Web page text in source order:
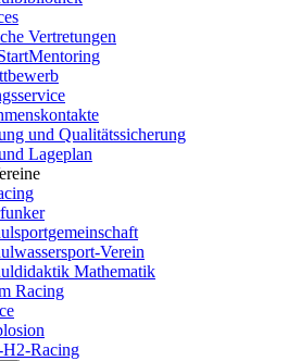
Vertretungen
und Qualitätssicherung
Lageplan
Verein
Mathematik
Racing
Racing